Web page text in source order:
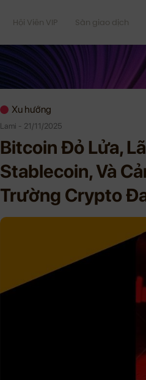
Hội Viên VIP Sàn giao dịch
Xu hướng
Lami - 21/11/2025
Bitcoin Đỏ Lửa,
Stablecoin, Và
Trường Crypto